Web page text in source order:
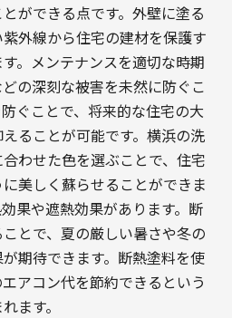
ができる点です。外壁に塗る
外線から住宅の建材を保護す
。メンテナンスを適切な時期
の深刻な被害を未然に防ぐこ
ぐことで、将来的な住宅の大
ることが可能です。横浜の洗
わせた色を選ぶことで、住宅
美しく蘇らせることができま
果や遮熱効果があります。断
とで、夏の厳しい暑さや冬の
期待できます。断熱塗料を使
アコン代を節約できるという
ます。